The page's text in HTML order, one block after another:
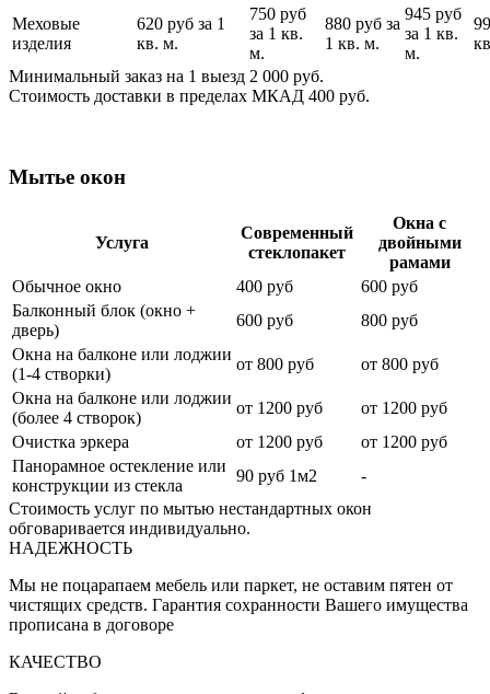
Меховые
изделия
620 руб за 1
кв. м.
750 руб
за 1 кв.
м.
880 руб за
1 кв. м.
945 руб
за 1 кв.
м.
Минимальный заказ на 1 выезд 2 000 руб.
Стоимость доставки в пределах МКАД 400 руб.
Мытье окон
Услуга
Современный
стеклопакет
Окна с
двойными
рамами
Обычное окно
400 руб
600 руб
Балконный блок (окно +
дверь)
600 руб
800 руб
Окна на балконе или лоджии
(1-4 створки)
от 800 руб
от 800 руб
Окна на балконе или лоджии
(более 4 створок)
от 1200 руб
от 1200 руб
Очистка эркера
от 1200 руб
от 1200 руб
Панорамное остекление или
конструкции из стекла
90 руб 1м2
-
Стоимость услуг по мытью нестандартных окон
обговаривается индивидуально.
НАДЕЖНОСТЬ
Мы не поцарапаем мебель или паркет, не оставим пятен от
чистящих средств. Гарантия сохранности Вашего имущества
прописана в договоре
КАЧЕСТВО